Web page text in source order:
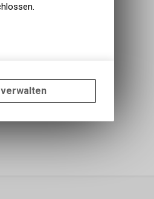
Angebots, wie die
Sie, dass die